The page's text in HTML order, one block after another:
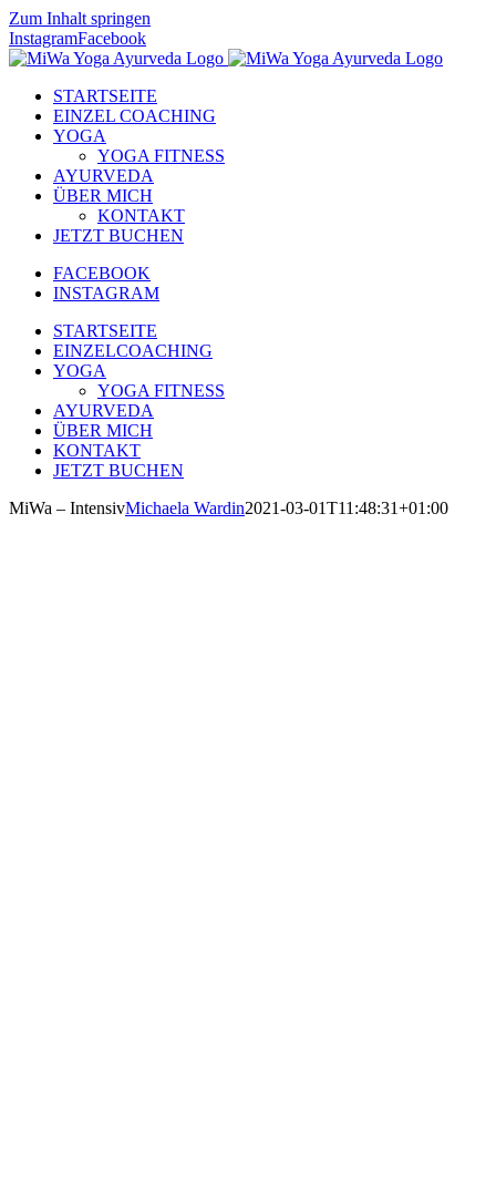
Zum Inhalt springen
InstagramFacebook
STARTSEITE
EINZEL COACHING
YOGA
YOGA FITNESS
AYURVEDA
ÜBER MICH
KONTAKT
JETZT BUCHEN
FACEBOOK
INSTAGRAM
STARTSEITE
EINZELCOACHING
YOGA
YOGA FITNESS
AYURVEDA
ÜBER MICH
KONTAKT
JETZT BUCHEN
MiWa – IntensivMichaela Wardin2021-03-01T11:48:31+01:00